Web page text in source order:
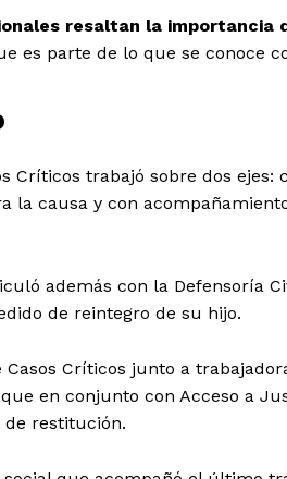
resaltan la importancia
es parte de lo que se conoce
Críticos trabajó sobre dos
la causa y con
además con la Defensoría
de reintegro de su hijo.
Críticos junto a
en conjunto con Acceso a
restitución.